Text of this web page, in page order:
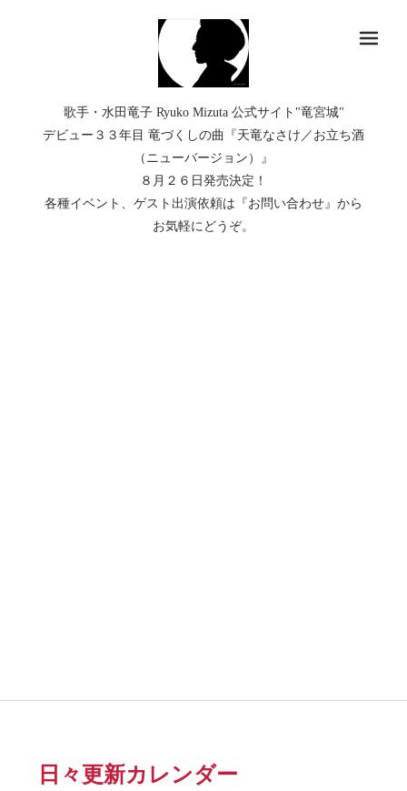
歌手・水田竜子 Ryuko Mizuta 公式サイト"竜宮城"
デビュー３３年目 竜づくしの曲『天竜なさけ／お立ち酒
（ニューバージョン）』
８月２６日発売決定！
各種イベント、ゲスト出演依頼は『お問い合わせ』から
お気軽にどうぞ。
日々更新カレンダー